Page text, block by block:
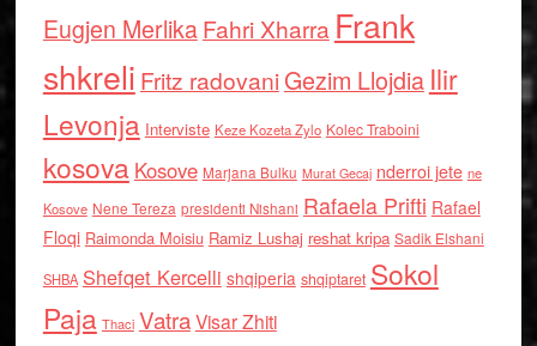
Eugjen MerlikaFahri Xharra Frank
shkreli Fritz radovaniGezim Llojdia Ilir
Levonja Interviste Keze Kozeta Zylo Kolec Traboini
kosova Kosove Marjana Bulku Murat Gecaj nderroi jete ne
Kosove Nene Tereza presidenti Nishani Rafaela Prifti Rafael
Floqi Raimonda Moisiu Ramiz Lushaj reshat kripa Sadik Elshani
SHBA Shefqet Kercelli shqiperia shqiptaret Sokol
Paja Thaci VatraVisar Zhiti